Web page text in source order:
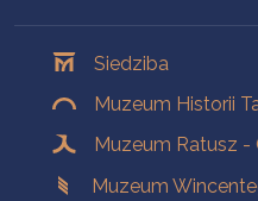
Siedziba
Muzeum Historii
Muzeum Ratusz -
Muzeum